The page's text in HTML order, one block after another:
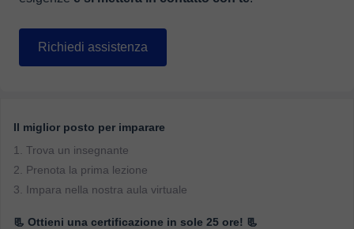
Richiedi assistenza
Il miglior posto per imparare
1. Trova un insegnante
2. Prenota la prima lezione
3. Impara nella nostra aula virtuale
📃 Ottieni una certificazione in sole 25 ore! 📃